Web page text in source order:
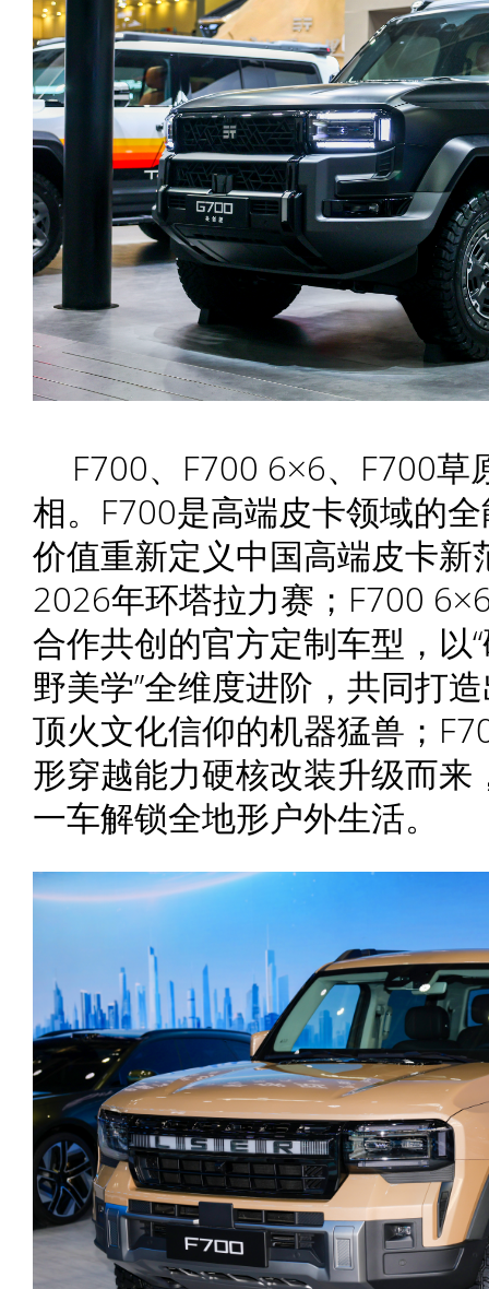
F700、F700 6×6、F700草
相。F700是高端皮卡领域的
价值重新定义中国高端皮卡
2026年环塔拉力赛；F700
合作共创的官方定制车型，以
野美学”全维度进阶，共同打
顶火文化信仰的机器猛兽；
形穿越能力硬核改装升级而
一车解锁全地形户外生活。